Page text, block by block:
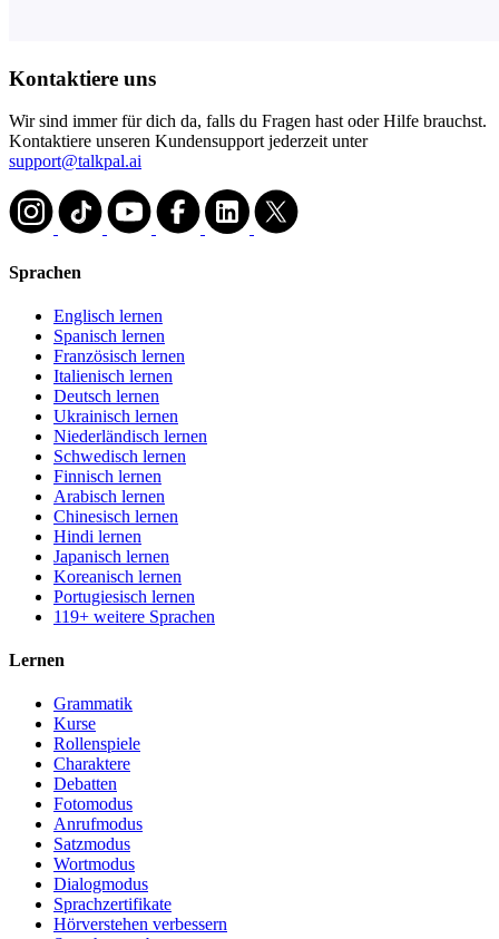
Kontaktiere uns
Wir sind immer für dich da, falls du Fragen hast oder Hilfe brauchst.
Kontaktiere unseren Kundensupport jederzeit unter
support@talkpal.ai
Sprachen
Englisch lernen
Spanisch lernen
Französisch lernen
Italienisch lernen
Deutsch lernen
Ukrainisch lernen
Niederländisch lernen
Schwedisch lernen
Finnisch lernen
Arabisch lernen
Chinesisch lernen
Hindi lernen
Japanisch lernen
Koreanisch lernen
Portugiesisch lernen
119+ weitere Sprachen
Lernen
Grammatik
Kurse
Rollenspiele
Charaktere
Debatten
Fotomodus
Anrufmodus
Satzmodus
Wortmodus
Dialogmodus
Sprachzertifikate
Hörverstehen verbessern